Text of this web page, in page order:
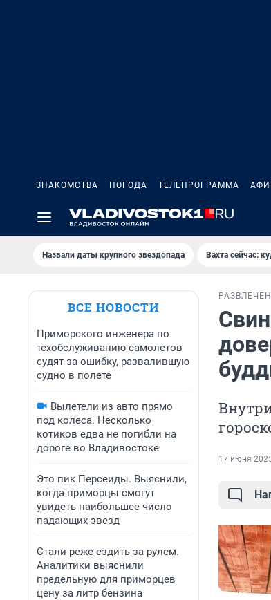
ЗНАКОМСТВА ПОГОДА ТЕЛЕПРОГРАММА
Назвали даты крупного звездопада Вахта сейчас:
ВСЕ НОВОСТИ
Приморского инженера по
техобслуживанию самолетов
судят за ошибку, развалившую
судно в полете
Вылетели из авто прямо
под колеса. Несколько
котиков едва не погибли на
дороге во Владивостоке
Это пик Персеиды. Выяснили,
когда приморцы смогут
увидеть наибольшее число
падающих звезд
Стали реже ездить за рулем.
Аналитики выяснили
предельную для приморцев
цену за литр бензина
17 июня